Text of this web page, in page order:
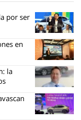
por ser
en
la